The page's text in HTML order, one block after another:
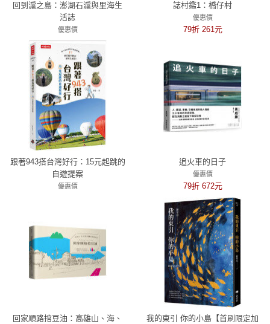
回到滬之島：澎湖石滬與里海生
活誌
優惠價
79折 458元
誌村鑑1：橋仔村
優惠價
79折 261元
跟著943搭台灣好行：15元起跳的
自遊提案
優惠價
追火車的日子
優惠價
79折 672元
回家順路捾豆油：高雄山、海、
我的東引 你的小島【首刷限定加